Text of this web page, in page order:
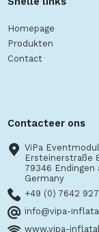
Homepage
Produkten
Contact
Contacteer ons
ViPa
Ersteinerstraße
79346
Germany
+49 (0) 7642
info@vipa-
www.vipa-